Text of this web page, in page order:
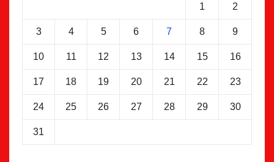
1 2
3 4 5 6 7 8 9
10 11 12 13 14 15 16
17 18 19 20 21 22 23
24 25 26 27 28 29 30
31